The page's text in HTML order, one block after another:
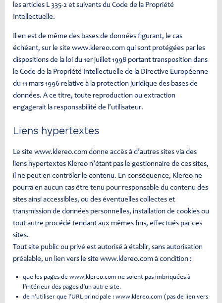
les articles L 335-2 et suivants du Code de la Propriété
Intellectuelle.
Il en est de même des bases de données figurant, le cas
échéant, sur le site www.klereo.com qui sont protégées par les
dispositions de la loi du 1er juillet 1998 portant transposition dans
le Code de la Propriété Intellectuelle de la Directive Européenne
du 11 mars 1996 relative à la protection juridique des bases de
données. A ce titre, toute reproduction ou extraction
engagerait la responsabilité de l’utilisateur.
Liens hypertextes
Le site www.klereo.com donne accès à d’autres sites via des
liens hypertextes Klereo n’étant pas le gestionnaire de ces sites,
il ne peut en contrôler le contenu. En conséquence, Klereo ne
pourra en aucun cas être tenu pour responsable du contenu des
sites ainsi accessibles, ou des éventuelles collectes et
transmission de données personnelles, installation de cookies ou
tout autre procédé tendant aux mêmes fins, effectués par ces
sites.
Tout site public ou privé est autorisé à établir, sans autorisation
préalable, un lien vers le site www.klereo.com à condition :
que les pages de www.klereo.com ne soient pas imbriquées à
l’intérieur des pages d’un autre site.
de n’utiliser que l’URL principale : www.klereo.com (pas de lien vers